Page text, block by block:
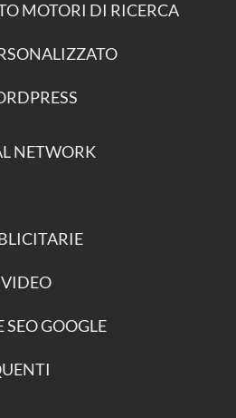
MOTORI DI RICERCA
NETWORK
GOOGLE